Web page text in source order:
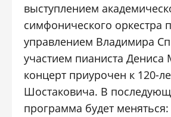
выступлением
симфонического оркестра
управлением Владимира
участием пианистаДениса
концерт приурочен к 120-
Шостаковича. В
программа будет меняться: